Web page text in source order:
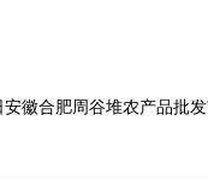
安徽合肥周谷堆农产品批